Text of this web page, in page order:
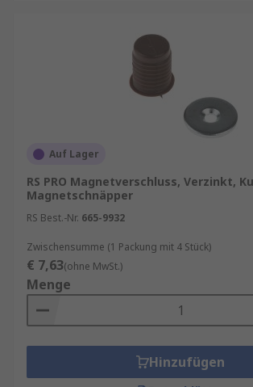
Auf Lager
RS PRO Magnetverschluss, Verzinkt,
Magnetschnäpper
RS Best.-Nr. 665-9932
Zwischensumme (1 Packung mit 4 Stück)
€ 7,63(ohne MwSt.)
Menge
Hinzufügen